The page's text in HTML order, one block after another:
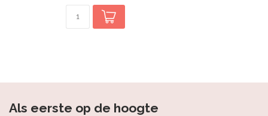
Als eerste op de hoogte